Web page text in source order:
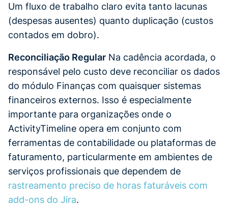
Um fluxo de trabalho claro evita tanto lacunas
(despesas ausentes) quanto duplicação (custos
contados em dobro).
Reconciliação Regular Na cadência acordada, o
responsável pelo custo deve reconciliar os dados
do módulo Finanças com quaisquer sistemas
financeiros externos. Isso é especialmente
importante para organizações onde o
ActivityTimeline opera em conjunto com
ferramentas de contabilidade ou plataformas de
faturamento, particularmente em ambientes de
serviços profissionais que dependem de
rastreamento preciso de horas faturáveis com
add-ons do Jira.